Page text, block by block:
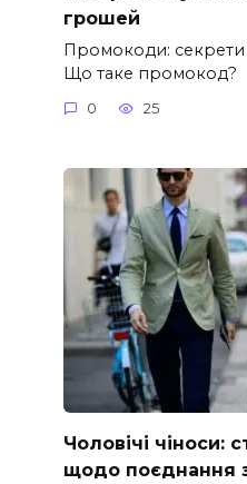
грошей
Промокоди: секрети
Що таке промокод?
0 25
Чоловічі чіноси:
щодо поєднання